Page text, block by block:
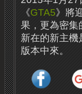
《GTA5》將
果，更為密集
新在的新主機
版本中來。